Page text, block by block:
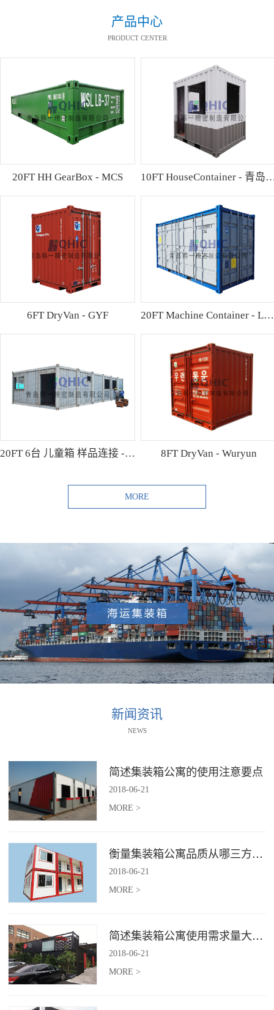
产品中心
PRODUCT CENTER
20FT HH GearBox - MCS 10FT
6FT DryVan - GYF 20FT Machine Container - Lamor
20FT 6台 儿童箱 样品连接 - Shibutani 8FT DryVan - Wuryun
MORE
新闻资讯
NEWS
简述集装箱公寓的使用注意要点
2018-06-21
MORE >
衡量集装箱公寓品质从哪三方面入手？
2018-06-21
MORE >
简述集装箱公寓使用需求量大幅增加的原因
2018-06-21
MORE >